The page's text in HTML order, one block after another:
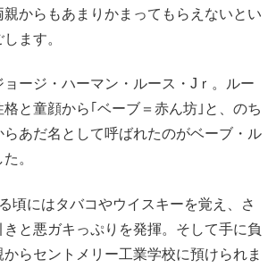
からもあまりかまってもらえないとい
ます。
ージ・ハーマン・ルース・Jｒ。ルー
と童顔から｢ベーブ＝赤ん坊｣と、のち
あだ名として呼ばれたのがベーブ・ル
。
頃にはタバコやウイスキーを覚え、さ
きと悪ガキっぷりを発揮。そして手に負
からセントメリー工業学校に預けられま